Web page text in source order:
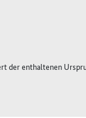
der enthaltenen